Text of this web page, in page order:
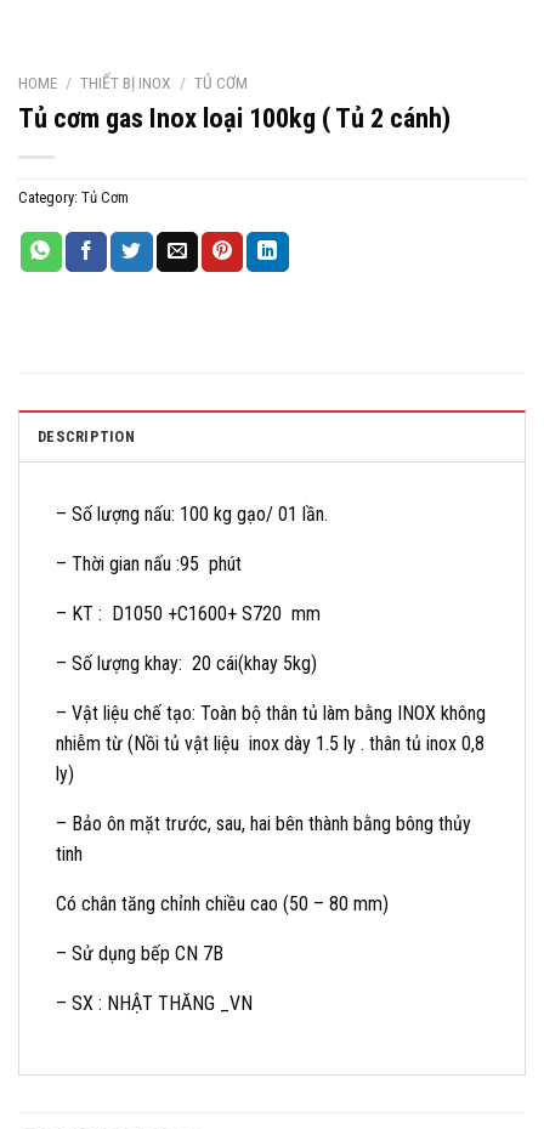
HOME / THIẾT BỊ INOX / TỦ CƠM
Tủ cơm gas Inox loại 100kg ( Tủ 2 cánh)
Category: Tủ Cơm
DESCRIPTION
– Số lượng nấu: 100 kg gạo/ 01 lần.
– Thời gian nấu :95 phút
– KT : D1050 +C1600+ S720 mm
– Số lượng khay: 20 cái(khay 5kg)
– Vật liệu chế tạo: Toàn bộ thân tủ làm bằng INOX không
nhiễm từ (Nồi tủ vật liệu inox dày 1.5 ly . thân tủ inox 0,8
ly)
– Bảo ôn mặt trước, sau, hai bên thành bằng bông thủy
tinh
Có chân tăng chỉnh chiều cao (50 – 80 mm)
– Sử dụng bếp CN 7B
– SX : NHẬT THĂNG _VN